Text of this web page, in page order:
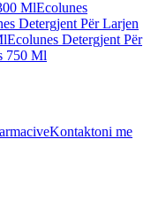
MlEcolunes
Detergjent Për Larjen
Ecolunes Detergjent Për
750 Ml
Kontaktoni me